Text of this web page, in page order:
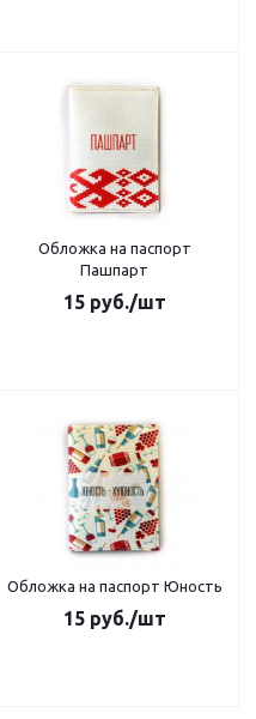
Обложка на паспорт
Пашпарт
15руб./шт
Обложка на паспорт Юность
15руб./шт